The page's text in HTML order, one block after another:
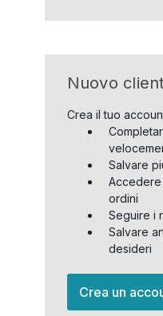
Nuovo
Crea il tuo
Salvare
ordini
Seguire i
Salvare
desideri
Crea un